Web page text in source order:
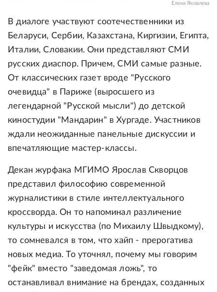
Елена Яковлева
В диалоге участвуют соотечественники из
Беларуси, Сербии, Казахстана, Киргизии, Египта,
Италии, Словакии. Они представляют СМИ
русских диаспор. Причем, СМИ самые разные.
От классических газет вроде "Русского
очевидца" в Париже (выросшего из
легендарной "Русской мысли") до детской
киностудии "Мандарин" в Хургаде. Участников
ждали неожиданные панельные дискуссии и
впечатляющие мастер-классы.
Декан журфака МГИМО Ярослав Скворцов
представил философию современной
журналистики в стиле интеллектуального
кроссворда. Он то напоминал различение
культуры и искусства (по Михаилу Швыдкому),
то сомневался в том, что хайп - прерогатива
новых медиа. То уточнял, почему мы говорим
"фейк" вместо "заведомая ложь", то
останавливал внимание на брендах, созданных